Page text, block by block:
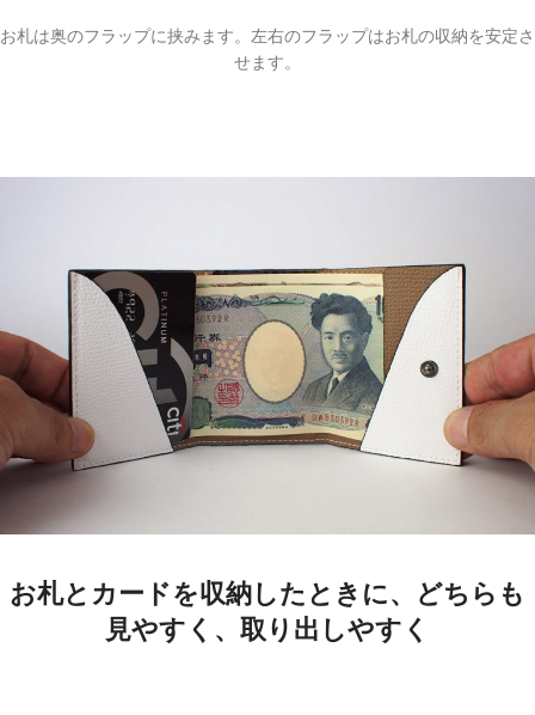
お札は奥のフラップに挟みます。左右のフラップはお札の収納を安定さ
せます。
お札とカードを収納したときに、どちらも
見やすく、取り出しやすく